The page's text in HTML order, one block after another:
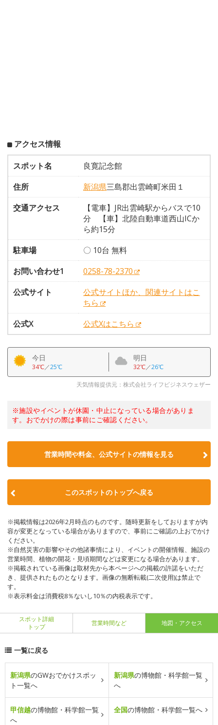
アクセス情報
スポット名
良寛記念館
住所
新潟県三島郡出雲崎町米田１
交通アクセス
【電車】JR出雲崎駅からバスで10
分 【車】北陸自動車道西山ICか
ら約15分
駐車場
〇 10台 無料
お問い合わせ1
0258-78-2370
公式サイト
公式サイトほか、関連サイトはこ
ちら
公式X
公式Xはこちら
今日
34℃／25℃
明日
32℃／26℃
天気情報提供元：株式会社ライフビジネスウェザー
※施設やイベントが休園・中止になっている場合がありま
す。おでかけの際は事前にご確認ください。
営業時間や料金、公式サイトの情報を見る
このスポットのトップへ戻る
※掲載情報は2026年2月時点のものです。随時更新をしておりますが内
容が変更となっている場合がありますので、事前にご確認の上おでかけ
ください。
※自然災害の影響やその他諸事情により、イベントの開催情報、施設の
営業時間、植物の開花・見頃期間などは変更になる場合があります。
※掲載されている画像は取材先から本ページへの掲載の許諾をいただ
き、提供されたものとなります。画像の無断転載(二次使用)は禁止で
す。
※表示料金は消費税8％ないし10％の内税表示です。
スポット詳細
トップ
営業時間など 地図・アクセス
一覧に戻る
新潟県のGWおでかけスポッ
ト一覧へ
新潟県の博物館・科学館一覧
へ
甲信越の博物館・科学館一覧
へ
全国の博物館・科学館一覧へ